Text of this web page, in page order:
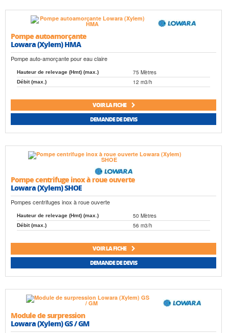
Pompe autoamorçante
Lowara (Xylem) HMA
Pompe auto-amorçante pour eau claire
Hauteur de relevage (Hmt) (max.) 75 Mètres
Débit (max.) 12 m3/h
VOIR LA FICHE
DEMANDE DE DEVIS
Pompe centrifuge inox à roue ouverte
Lowara (Xylem) SHOE
Pompes centrifuges inox à roue ouverte
Hauteur de relevage (Hmt) (max.) 50 Mètres
Débit (max.) 56 m3/h
VOIR LA FICHE
DEMANDE DE DEVIS
Module de surpression
Lowara (Xylem) GS / GM